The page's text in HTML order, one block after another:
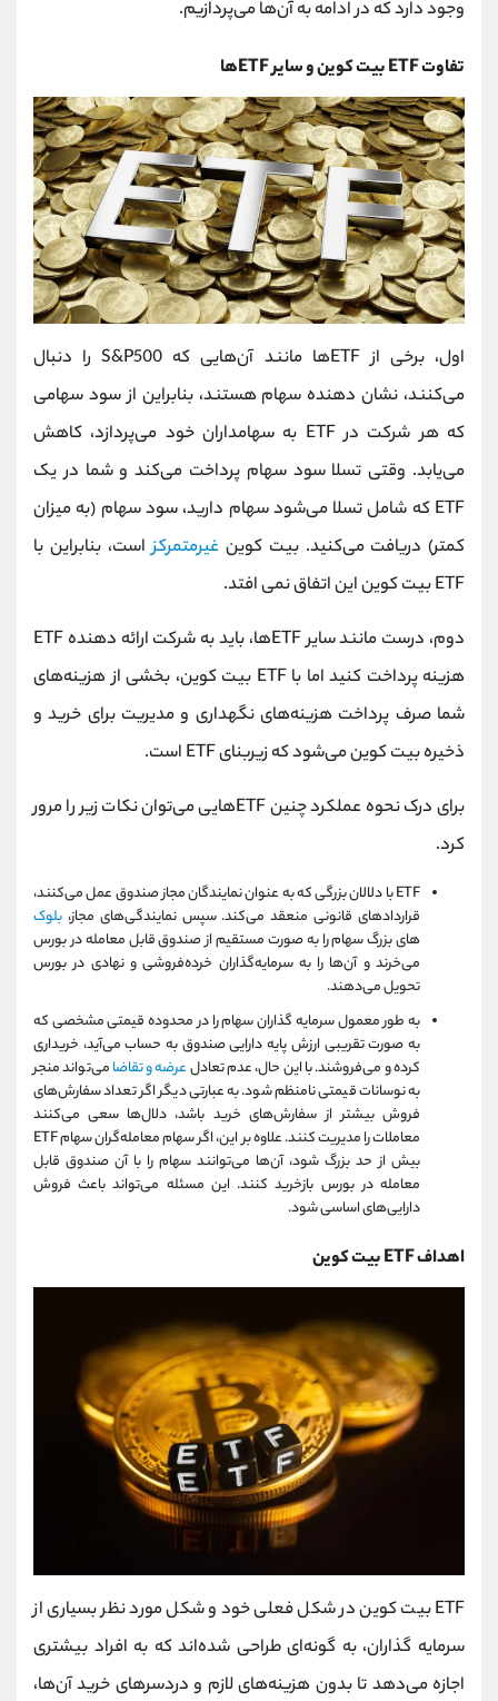
وجود دارد که در ادامه به آن‌ها می‌پردازیم.
تفاوت ETF بیت کوین و سایر ETFها
اول، برخی از ETFها مانند آن‌هایی که S&P500 را دنبال
می‌کنند، نشان دهنده سهام هستند، بنابراین از سود سهامی
که هر شرکت در ETF به سهامداران خود می‌پردازد، کاهش
می‌یابد. وقتی تسلا سود سهام پرداخت می‌کند و شما در یک
ETF که شامل تسلا می‌شود سهام دارید، سود سهام (به میزان
کمتر) دریافت می‌کنید. بیت کوین غیرمتمرکزاست، بنابراین با
ETF بیت کوین این اتفاق نمی افتد.
دوم، درست مانند سایر ETFها، باید به شرکت ارائه دهنده ETF
هزینه پرداخت کنید اما با ETF بیت کوین، بخشی از هزینه‌های
شما صرف پرداخت هزینه‌های نگهداری و مدیریت برای خرید و
ذخیره بیت کوین می‌شود که زیربنای ETF است.
برای درک نحوه عملکرد چنین ETFهایی می‌توان نکات زیر را مرور
کرد.
ETF با دلالان بزرگی که به عنوان نمایندگان مجاز صندوق عمل می‌کنند،
قراردادهای قانونی منعقد می‌کند. سپس نمایندگی‌های مجاز، بلوک‌
های بزرگ سهام را به صورت مستقیم از صندوق قابل معامله در بورس
می‌خرند و آن‌ها را به سرمایه‌گذاران خرده‌فروشی و نهادی در بورس
تحویل می‌دهند.
به طور معمول سرمایه‌ گذاران سهام را در محدوده قیمتی مشخصی که
به صورت تقریبی ارزش پایه دارایی صندوق به حساب می‌آید، خریداری
کرده و می‌فروشند. با این حال، عدم تعادلعرضه و تقاضامی‌تواند منجر
به نوسانات قیمتی نامنظم شود. به عبارتی دیگر اگر تعداد سفارش‌های
فروش بیشتر از سفارش‌های خرید باشد، دلال‌ها سعی می‌کنند
معاملات را مدیریت کنند. علاوه بر این، اگر سهام معامله‌گران سهام ETF
بیش از حد بزرگ شود، آن‌ها می‌توانند سهام را با آن صندوق قابل
معامله در بورس بازخرید کنند. این مسئله می‌تواند باعث فروش
دارایی‌های اساسی شود.
اهداف ETF بیت کوین
ETF بیت کوین در شکل فعلی خود و شکل مورد نظر بسیاری از
سرمایه گذاران، به گونه‌ای طراحی شده‌اند که به افراد بیشتری
اجازه می‌دهد تا بدون هزینه‌های لازم و دردسرهای خرید آن‌ها،